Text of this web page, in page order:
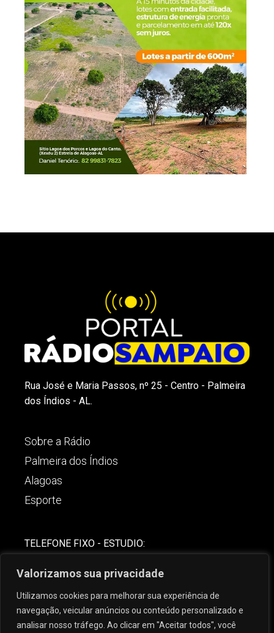
Valorizamos sua privacidade
Utilizamos cookies para melhorar sua experiência de
navegação, veicular anúncios ou conteúdo personalizado e
analisar nosso tráfego. Ao clicar em "Aceitar todos", você
Rua José e Maria Passos, nº 25 - Centro - Palmeira
dos Índios - AL.
Sobre a Rádio
Palmeira dos Índios
Alagoas
Esporte
TELEFONE FIXO - ESTUDIO:
(82) 99621-8806